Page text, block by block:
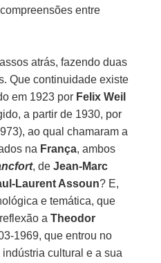
entre
atrás, fazendo duas
Que continuidade existe
em 1923 por Felix Weil
a partir de 1930, por
ao qual chamaram a
na França, ambos
, deJean-Marc
Laurent Assoun? E,
e temática, que
aTheodor
1969, que entrou no
indústria cultural e a sua